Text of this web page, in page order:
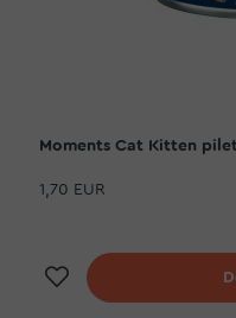
Moments Cat Kitten
1,70 EUR
Dodaj na